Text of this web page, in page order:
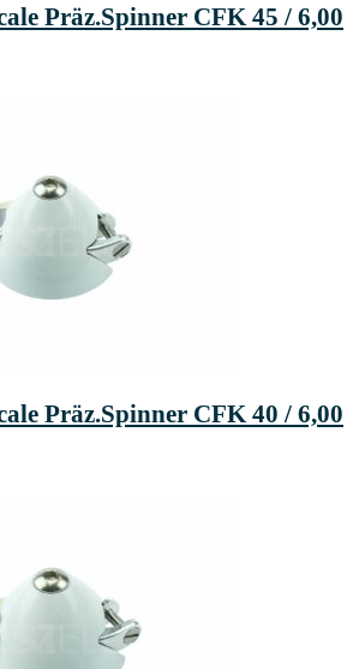
Präz.Spinner CFK 45 / 6,00
Präz.Spinner CFK 40 / 6,00